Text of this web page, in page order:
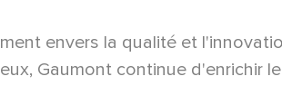
envers la qualité et
Gaumont continue d'enrichir